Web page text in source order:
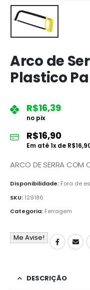
Arco de
Plastico
R$16,39
no pix
R$16,90
Em até1x de R$
ARCO DE SERRA COM
Disponibilidade: Fora de
SKU: 129186
Categoria: Ferragem
Me Avise!
DESCRIÇÃO